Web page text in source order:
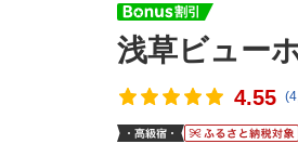
浅草ビュー
4.55 (